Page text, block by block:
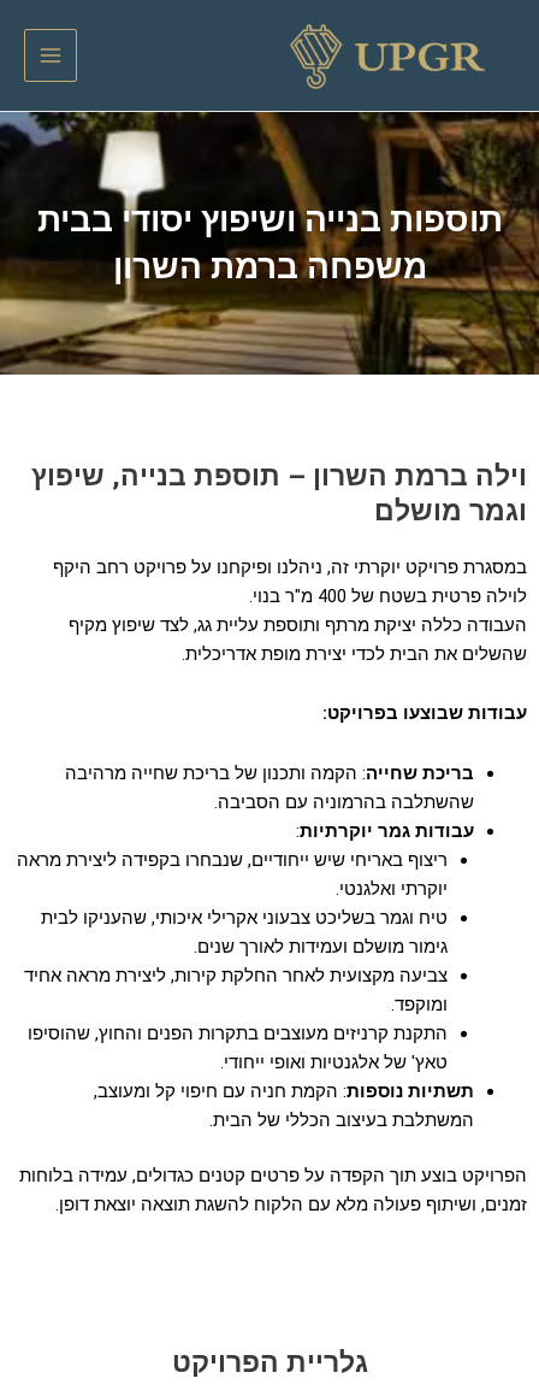
Main
תוספות בנייה ושיפוץ יסודי בבית
משפחה ברמת השרון
וילה ברמת השרון – תוספת בנייה, שיפוץ
וגמר מושלם
במסגרת פרויקט יוקרתי זה, ניהלנו ופיקחנו על פרויקט רחב היקף
לוילה פרטית בשטח של 400 מ"ר בנוי.
העבודה כללה יציקת מרתף ותוספת עליית גג, לצד שיפוץ מקיף
שהשלים את הבית לכדי יצירת מופת אדריכלית.
עבודות שבוצעו בפרויקט:
בריכת שחייה: הקמה ותכנון של בריכת שחייה מרהיבה
שהשתלבה בהרמוניה עם הסביבה.
עבודות גמר יוקרתיות:
ריצוף באריחי שיש ייחודיים, שנבחרו בקפידה ליצירת מראה
יוקרתי ואלגנטי.
טיח וגמר בשליכט צבעוני אקרילי איכותי, שהעניקו לבית
גימור מושלם ועמידות לאורך שנים.
צביעה מקצועית לאחר החלקת קירות, ליצירת מראה אחיד
ומוקפד.
התקנת קרניזים מעוצבים בתקרות הפנים והחוץ, שהוסיפו
טאץ' של אלגנטיות ואופי ייחודי.
תשתיות נוספות: הקמת חניה עם חיפוי קל ומעוצב,
המשתלבת בעיצוב הכללי של הבית.
הפרויקט בוצע תוך הקפדה על פרטים קטנים כגדולים, עמידה בלוחות
זמנים, ושיתוף פעולה מלא עם הלקוח להשגת תוצאה יוצאת דופן.
גלריית הפרויקט